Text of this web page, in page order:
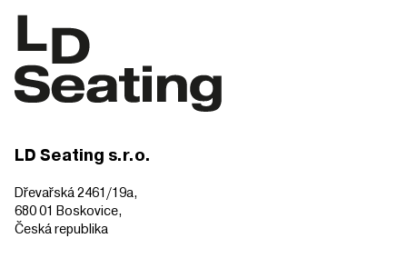
LD Seating s.r.o.
Dřevařská 2461/19a,
680 01 Boskovice,
Česká republika